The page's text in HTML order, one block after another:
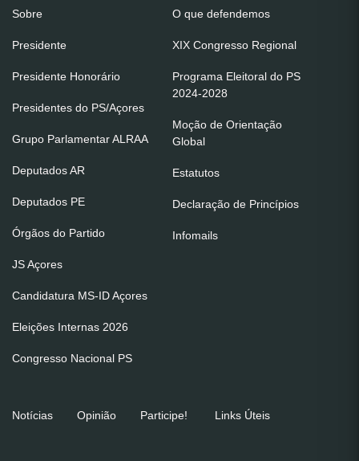
Sobre
Presidente
Presidente Honorário
Presidentes do PS/Açores
Grupo Parlamentar ALRAA
Deputados AR
Deputados PE
Órgãos do Partido
JS Açores
Candidatura MS-ID Açores
Eleições Internas 2026
Congresso Nacional PS
O que defendemos
XIX Congresso Regional
Programa Eleitoral do PS
2024-2028
Moção de Orientação
Global
Estatutos
Declaração de Princípios
Infomails
Notícias Opinião Participe! Links Úteis